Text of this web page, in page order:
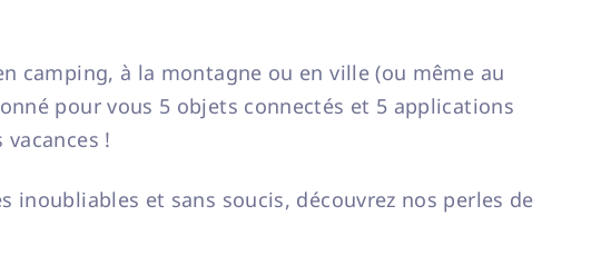
camping, à la montagne ou en ville (ou même au
pour vous 5 objets connectés et 5 applications
!
inoubliables et sans soucis, découvrez nos perles de